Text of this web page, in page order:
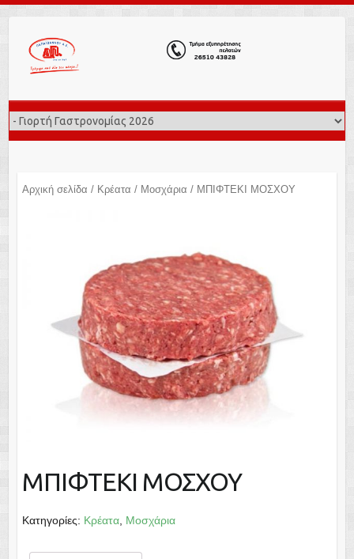
Αρχική σελίδα / Κρέατα / Μοσχάρια / ΜΠΙΦΤΕΚΙ ΜΟΣΧΟΥ
ΜΠΙΦΤΕΚΙ ΜΟΣΧΟΥ
Κατηγορίες: Κρέατα, Μοσχάρια